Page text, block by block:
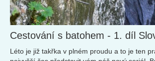
Cestování s batohem - 1. díl
Léto je již takřka v plném proudu a to je ten